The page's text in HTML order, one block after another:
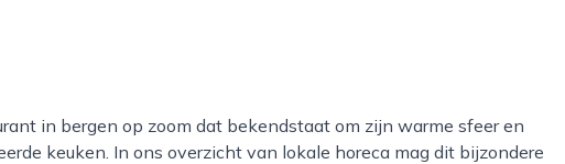
keuken. In ons overzicht van lokale horeca mag dit bijzondere